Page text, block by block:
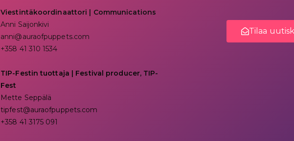
Viestintäkoordinaattori | Communications
Anni Saijonkivi
anni@auraofpuppets.com
+358 41 310 1534
TIP-Festin tuottaja | Festival producer, TIP-
Fest
Mette Seppälä
tipfest@auraofpuppets.com
+358 41 3175 091
Tilaa